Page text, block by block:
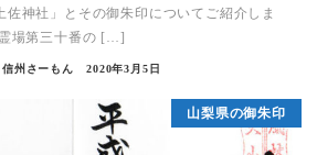
神社」とその御朱印についてご紹介しま
場第三十番の […]
信州さーもん 2020年3月5日
山梨県の御朱印